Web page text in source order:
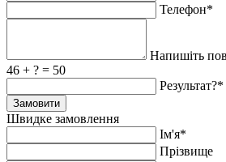
Телефон*
Напишіть
46 + ? = 50
Результат?*
Замовити
Швидке замовлення
Ім'я*
Прiзвище